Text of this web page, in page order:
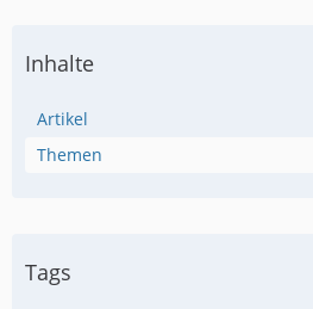
Inhalte
Artikel
Themen
Tags